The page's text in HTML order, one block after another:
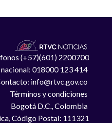
(+57)(601) 2200700
018000 123 414
info@rtvc.gov.co
Términos y condiciones
Bogotá D.C., Colombia
Código Postal: 111321